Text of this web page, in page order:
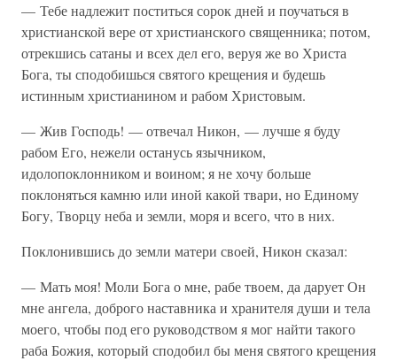
— Тебе надлежит поститься сорок дней и поучаться в
христианской вере от христианского священника; потом,
отрекшись сатаны и всех дел его, веруя же во Христа
Бога, ты сподобишься святого крещения и будешь
истинным христианином и рабом Христовым.
— Жив Господь! — отвечал Никон, — лучше я буду
рабом Его, нежели останусь язычником,
идолопоклонником и воином; я не хочу больше
поклоняться камню или иной какой твари, но Единому
Богу, Творцу неба и земли, моря и всего, что в них.
Поклонившись до земли матери своей, Никон сказал:
— Мать моя! Моли Бога о мне, рабе твоем, да дарует Он
мне ангела, доброго наставника и хранителя души и тела
моего, чтобы под его руководством я мог найти такого
раба Божия, который сподобил бы меня святого крещения